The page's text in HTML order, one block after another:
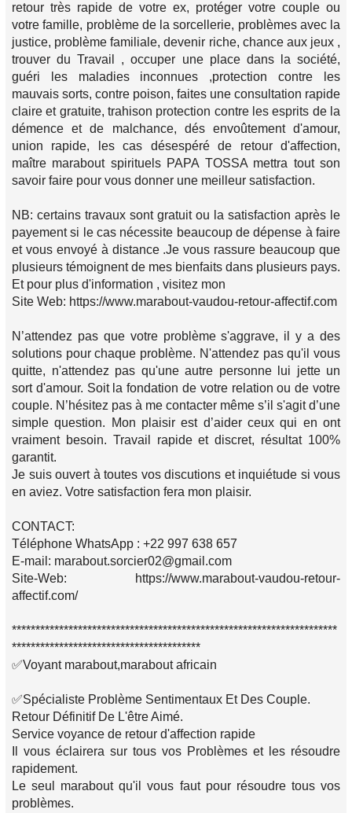
retour très rapide de votre ex, protéger votre couple ou
votre famille, problème de la sorcellerie, problèmes avec la
justice, problème familiale, devenir riche, chance aux jeux ,
trouver du Travail , occuper une place dans la société,
guéri les maladies inconnues ,protection contre les
mauvais sorts, contre poison, faites une consultation rapide
claire et gratuite, trahison protection contre les esprits de la
démence et de malchance, dés envoûtement d'amour,
union rapide, les cas désespéré de retour d'affection,
maître marabout spirituels PAPA TOSSA mettra tout son
savoir faire pour vous donner une meilleur satisfaction.
NB: certains travaux sont gratuit ou la satisfaction après le
payement si le cas nécessite beaucoup de dépense à faire
et vous envoyé à distance .Je vous rassure beaucoup que
plusieurs témoignent de mes bienfaits dans plusieurs pays.
Et pour plus d'information , visitez mon
Site Web: https://www.marabout-vaudou-retour-affectif.com
N’attendez pas que votre problème s'aggrave, il y a des
solutions pour chaque problème. N'attendez pas qu'il vous
quitte, n'attendez pas qu'une autre personne lui jette un
sort d'amour. Soit la fondation de votre relation ou de votre
couple. N’hésitez pas à me contacter même s’il s'agit d’une
simple question. Mon plaisir est d’aider ceux qui en ont
vraiment besoin. Travail rapide et discret, résultat 100%
garantit.
Je suis ouvert à toutes vos discutions et inquiétude si vous
en aviez. Votre satisfaction fera mon plaisir.
CONTACT:
Téléphone WhatsApp : +22 997 638 657
E-mail: marabout.sorcier02@gmail.com
Site-Web: https://www.marabout-vaudou-retour-
affectif.com/
*********************************************************************
****************************************
✅Voyant marabout,marabout africain
✅Spécialiste Problème Sentimentaux Et Des Couple.
Retour Définitif De L'être Aimé.
Service voyance de retour d'affection rapide
Il vous éclairera sur tous vos Problèmes et les résoudre
rapidement.
Le seul marabout qu'il vous faut pour résoudre tous vos
problèmes.